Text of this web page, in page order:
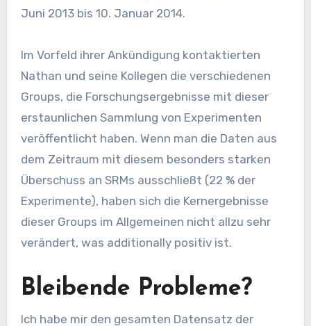
Juni 2013 bis 10. Januar 2014.
Im Vorfeld ihrer Ankündigung kontaktierten
Nathan und seine Kollegen die verschiedenen
Groups, die Forschungsergebnisse mit dieser
erstaunlichen Sammlung von Experimenten
veröffentlicht haben. Wenn man die Daten aus
dem Zeitraum mit diesem besonders starken
Überschuss an SRMs ausschließt (22 % der
Experimente), haben sich die Kernergebnisse
dieser Groups im Allgemeinen nicht allzu sehr
verändert, was additionally positiv ist.
Bleibende Probleme?
Ich habe mir den gesamten Datensatz der